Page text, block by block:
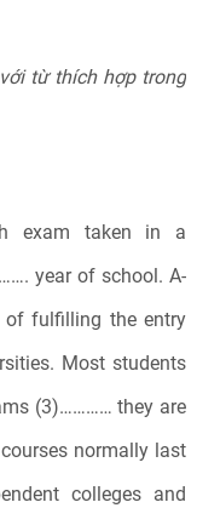
từ thích hợp trong
exam taken in a
year of school. A-
of fulfilling the entry
Most students
(3)………… they are
normally last
colleges and